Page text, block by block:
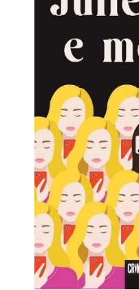
Hobby și Divertisment
Istorie și Conspirații
Medicină și Sănătate
Practic. Casă și Grădina
Psihologie
Religie
Spiritualitate
Știință și Tehnologie
Științe Politice
Științe Sociale si Umaniste